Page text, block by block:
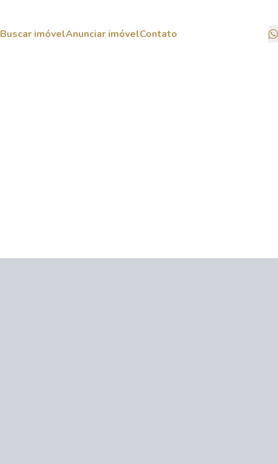
Buscar imóvelAnunciar imóvelContato